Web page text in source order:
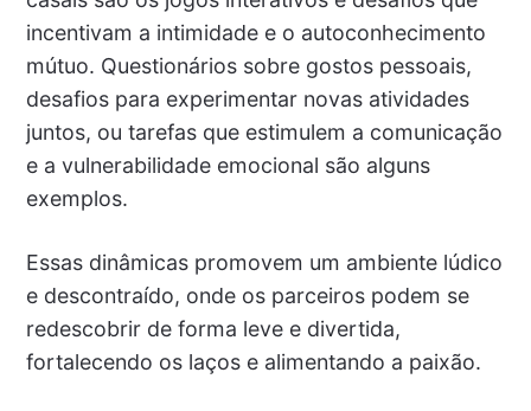
incentivam a intimidade e o autoconhecimento
mútuo. Questionários sobre gostos pessoais,
desafios para experimentar novas atividades
juntos, ou tarefas que estimulem a comunicação
e a vulnerabilidade emocional são alguns
exemplos.
Essas dinâmicas promovem um ambiente lúdico
e descontraído, onde os parceiros podem se
redescobrir de forma leve e divertida,
fortalecendo os laços e alimentando a paixão.